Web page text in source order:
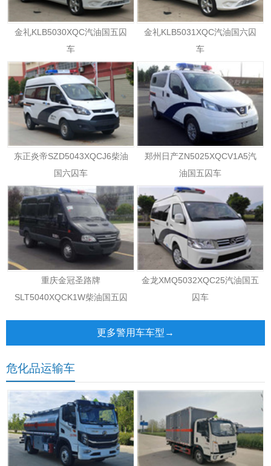
金礼KLB5030XQC汽油国五囚
车
金礼KLB5031XQC汽油国六囚
车
东正炎帝SZD5043XQCJ6柴油
国六囚车
郑州日产ZN5025XQCV1A5汽
油国五囚车
重庆金冠圣路牌
SLT5040XQCK1W柴油国五囚
金龙XMQ5032XQC25汽油国五
囚车
更多警用车车型→
危化品运输车